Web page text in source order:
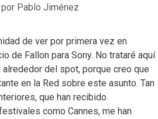
por Pablo Jiménez
de ver por primera vez en
de Fallon para Sony. No trataré aquí
del spot, porque creo que
en la Red sobre este asunto. Tan
que han recibido
como Cannes, me han